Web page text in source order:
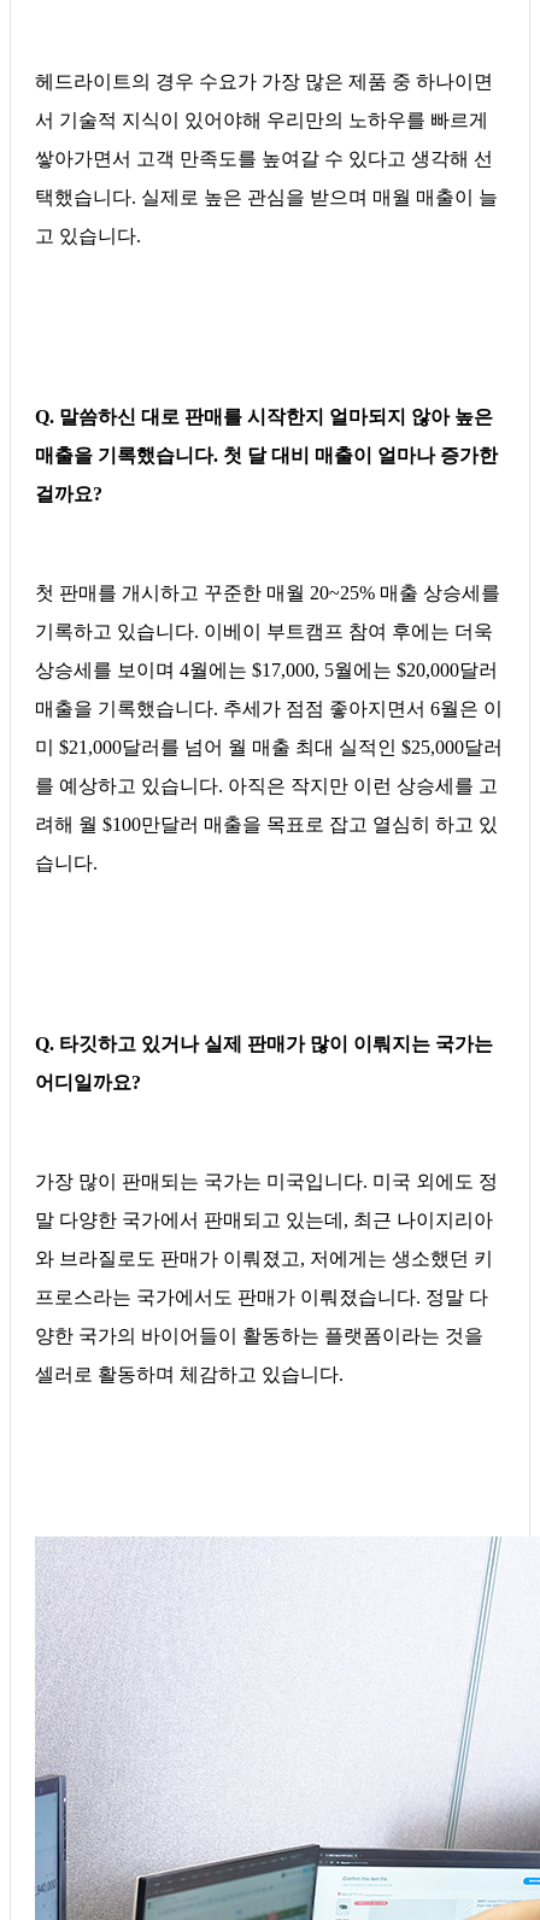
헤드라이트의 경우 수요가 가장 많은 제품 중 하나이면
서 기술적 지식이 있어야해 우리만의 노하우를 빠르게
쌓아가면서 고객 만족도를 높여갈 수 있다고 생각해 선
택했습니다. 실제로 높은 관심을 받으며 매월 매출이 늘
고 있습니다.
Q. 말씀하신 대로 판매를 시작한지 얼마되지 않아 높은
매출을 기록했습니다. 첫 달 대비 매출이 얼마나 증가한
걸까요?
첫 판매를 개시하고 꾸준한 매월 20~25% 매출 상승세를
기록하고 있습니다. 이베이 부트캠프 참여 후에는 더욱
상승세를 보이며 4월에는 $17,000, 5월에는 $20,000달러
매출을 기록했습니다. 추세가 점점 좋아지면서 6월은 이
미 $21,000달러를 넘어 월 매출 최대 실적인 $25,000달러
를 예상하고 있습니다. 아직은 작지만 이런 상승세를 고
려해 월 $100만달러 매출을 목표로 잡고 열심히 하고 있
습니다.
Q. 타깃하고 있거나 실제 판매가 많이 이뤄지는 국가는
어디일까요?
가장 많이 판매되는 국가는 미국입니다. 미국 외에도 정
말 다양한 국가에서 판매되고 있는데, 최근 나이지리아
와 브라질로도 판매가 이뤄졌고, 저에게는 생소했던 키
프로스라는 국가에서도 판매가 이뤄졌습니다. 정말 다
양한 국가의 바이어들이 활동하는 플랫폼이라는 것을
셀러로 활동하며 체감하고 있습니다.